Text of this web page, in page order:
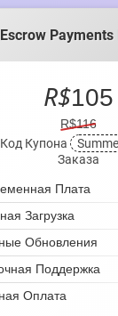
Escrow Payments
R$105
R$116
Купона
Заказа
Плата
Загрузка
Обновления
Поддержка
Оплата